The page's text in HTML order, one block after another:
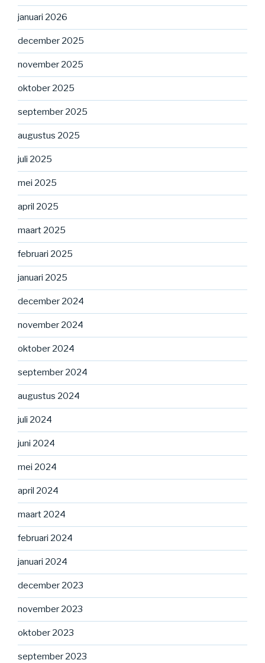
januari 2026
december 2025
november 2025
oktober 2025
september 2025
augustus 2025
juli 2025
mei 2025
april 2025
maart 2025
februari 2025
januari 2025
december 2024
november 2024
oktober 2024
september 2024
augustus 2024
juli 2024
juni 2024
mei 2024
april 2024
maart 2024
februari 2024
januari 2024
december 2023
november 2023
oktober 2023
september 2023